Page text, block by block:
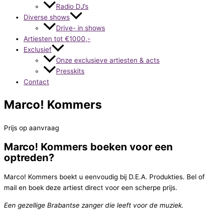
Radio DJ’s
Diverse shows
Drive- in shows
Artiesten tot €1000,-
Exclusief
Onze exclusieve artiesten & acts
Presskits
Contact
Marco! Kommers
Prijs op aanvraag
Marco! Kommers boeken voor een
optreden?
Marco! Kommers boekt u eenvoudig bij D.E.A. Produkties. Bel of
mail en boek deze artiest direct voor een scherpe prijs.
Een gezellige Brabantse zanger die leeft voor de muziek.